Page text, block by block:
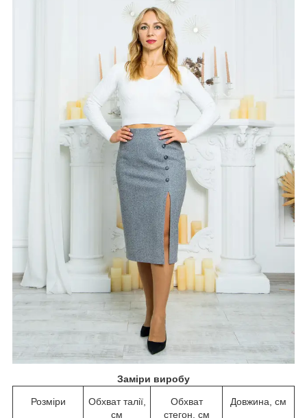
Заміри виробу
Розміри
Обхват талії,
см
Обхват
стегон, см
Довжина, см